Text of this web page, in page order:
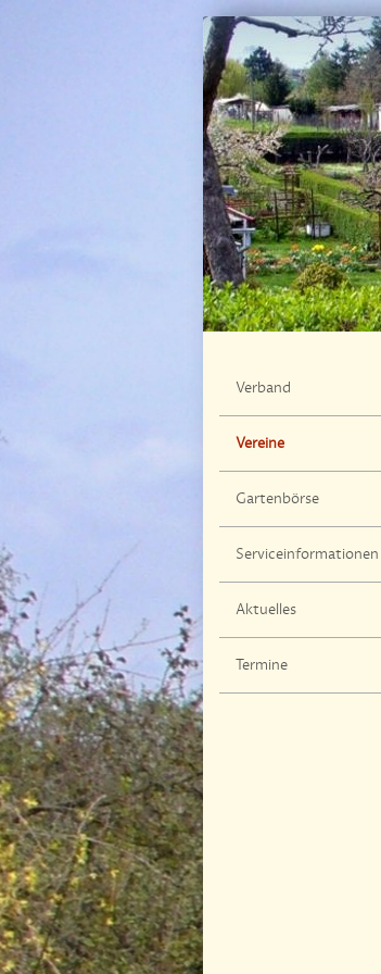
Verband
Vereine
Gartenbörse
Serviceinformationen
Aktuelles
Termine